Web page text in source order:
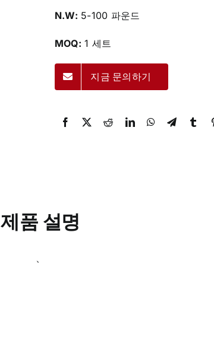
N.W: 5-100 파운드
MOQ: 1 세트
지금 문의하기
제품 설명